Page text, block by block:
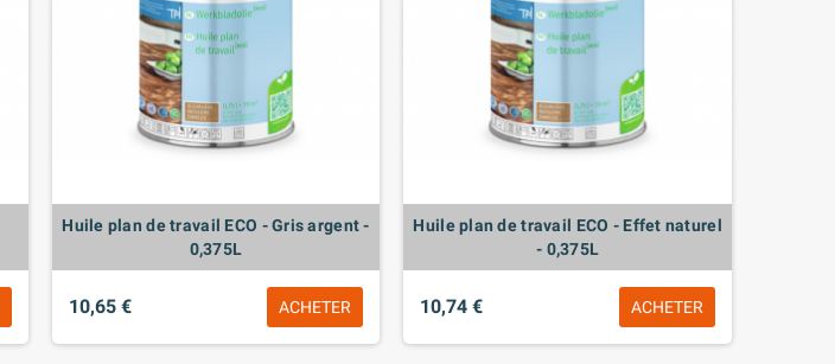
Huile plan de travail ECO - Gris argent -
0,375L
10,65 € ACHETER
Huile plan de travail ECO - Effet naturel
- 0,375L
10,74 € ACHETER